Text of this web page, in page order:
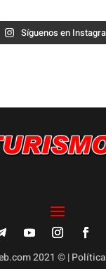
Síguenos en
2021 © |